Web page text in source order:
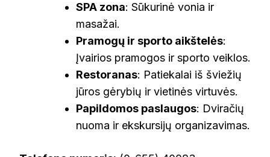
SPA zona: Sūkurinė vonia ir
masažai.
Pramogų ir sporto aikštelės:
Įvairios pramogos ir sporto veiklos.
Restoranas: Patiekalai iš šviežių
jūros gėrybių ir vietinės virtuvės.
Papildomos paslaugos: Dviračių
nuoma ir ekskursijų organizavimas.